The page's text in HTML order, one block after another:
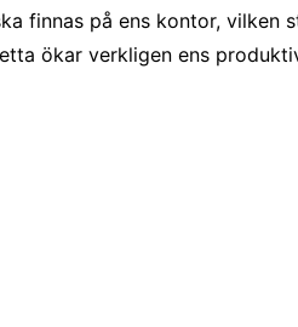
finnas på ens kontor, vilken
ökar verkligen ens